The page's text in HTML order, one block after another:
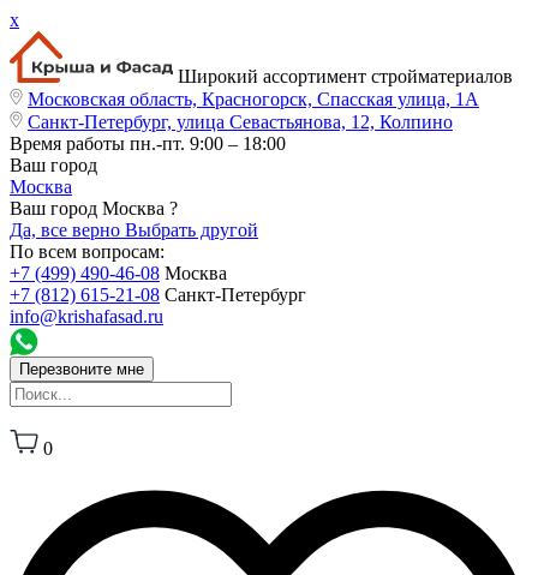
x
Широкий ассортимент стройматериалов
Московская область, Красногорск, Спасская улица, 1А
Санкт-Петербург, улица Севастьянова, 12, Колпино
Время работы пн.-пт. 9:00 – 18:00
Ваш город
Москва
Ваш город Москва ?
Да, все верно Выбрать другой
По всем вопросам:
+7 (499) 490-46-08 Москва
+7 (812) 615-21-08 Санкт-Петербург
info@krishafasad.ru
Перезвоните мне
0